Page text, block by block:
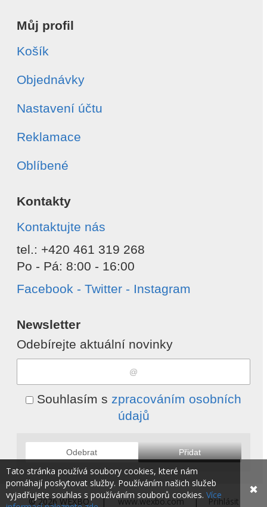
Můj profil
Košík
Objednávky
Nastavení účtu
Reklamace
Oblíbené
Kontakty
Kontaktujte nás
tel.: +420 461 319 268
Po - Pá: 8:00 - 16:00
Facebook - Twitter - Instagram
Newsletter
Odebírejte aktuální novinky
Souhlasím s zpracováním osobních
údajů
Odebrat Přidat
© 2026 WEXBO |www.wexbo.com| Přihlásit
Tato stránka používá soubory cookies, které nám
pomáhají poskytovat služby. Používáním našich služeb
vyjadřujete souhlas s používáním souborů cookies. Více
✖